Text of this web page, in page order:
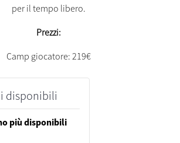
per il tempo libero.
Prezzi:
Camp giocatore: 219€
disponibili
più disponibili